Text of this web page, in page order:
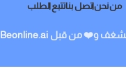
من نحناتصل بناتتبع الطلب
و❤️ من قبل Beonline.ai